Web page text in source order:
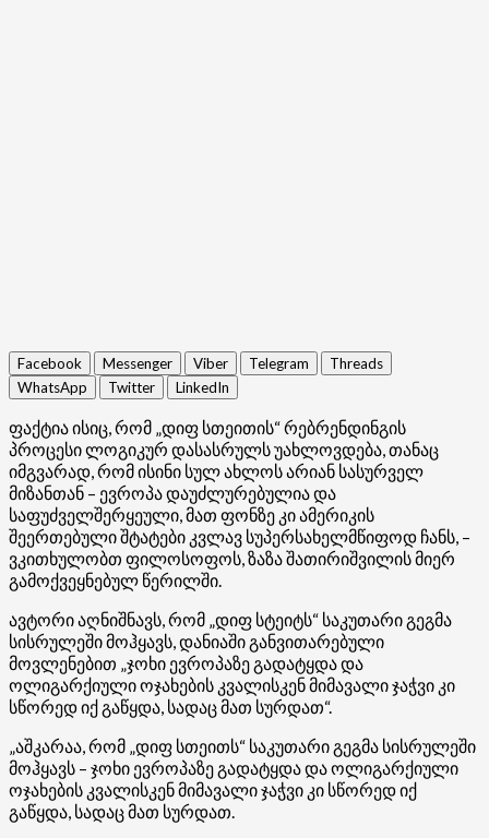
Facebook Messenger Viber Telegram
Threads
WhatsApp
Twitter LinkedIn
ფაქტია ისიც, რომ „დიფ სთეითის“ რებრენდინგის
პროცესი ლოგიკურ დასასრულს უახლოვდება, თანაც
იმგვარად, რომ ისინი სულ ახლოს არიან სასურველ
მიზანთან – ევროპა დაუძლურებულია და
საფუძველშერყეული, მათ ფონზე კი ამერიკის
შეერთებული შტატები კვლავ სუპერსახელმწიფოდ ჩანს, –
ვკითხულობთ ფილოსოფოს, ზაზა შათირიშვილის მიერ
გამოქვეყნებულ წერილში.
ავტორი აღნიშნავს, რომ „დიფ სტეიტს“ საკუთარი გეგმა
სისრულეში მოჰყავს, დანიაში განვითარებული
მოვლენებით „ჯოხი ევროპაზე გადატყდა და
ოლიგარქიული ოჯახების კვალისკენ მიმავალი ჯაჭვი კი
სწორედ იქ გაწყდა, სადაც მათ სურდათ“.
„აშკარაა, რომ „დიფ სთეითს“ საკუთარი გეგმა სისრულეში
მოჰყავს – ჯოხი ევროპაზე გადატყდა და ოლიგარქიული
ოჯახების კვალისკენ მიმავალი ჯაჭვი კი სწორედ იქ
გაწყდა, სადაც მათ სურდათ.